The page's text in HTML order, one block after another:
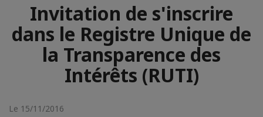
Invitation de s'inscrire
dans le Registre Unique de
la Transparence des
Intérêts (RUTI)
Le 15/11/2016